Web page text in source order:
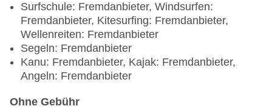
Surfschule: Fremdanbieter, Windsurfen:
Fremdanbieter, Kitesurfing: Fremdanbieter,
Wellenreiten: Fremdanbieter
Segeln: Fremdanbieter
Kanu: Fremdanbieter, Kajak: Fremdanbieter,
Angeln: Fremdanbieter
Ohne Gebühr